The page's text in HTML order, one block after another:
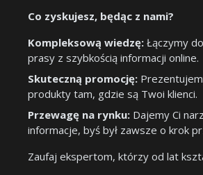
Co zyskujesz, będąc z nami?
Kompleksową wiedzę: Łączymy
prasy z szybkością informacji online.
Skuteczną promocję:
produkty tam, gdzie są Twoi klienci.
Przewagę na rynku: Dajemy Ci
informacje, byś był zawsze o krok
Zaufaj ekspertom, którzy od lat